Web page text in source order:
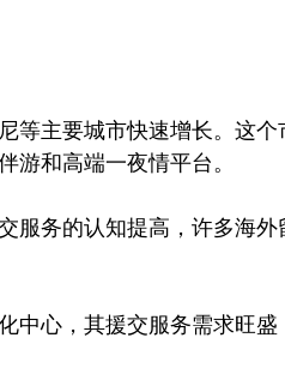
等主要城市快速增长。这
游和高端一夜情平台。
服务的认知提高，许多海
中心，其援交服务需求旺